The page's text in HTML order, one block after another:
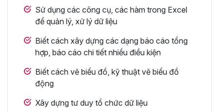
Sử dụng các công cụ, các hàm trong Excel
để quản lý, xử lý dữ liệu
Biết cách xây dựng các dạng báo cáo tổng
hợp, báo cáo chi tiết nhiều điều kiện
Biết cách vẽ biểu đồ, kỹ thuật vẽ biểu đồ
động
Xây dựng tư duy tổ chức dữ liệu